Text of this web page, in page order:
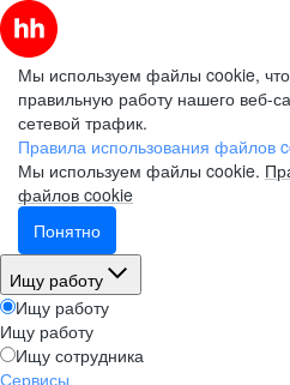
Мы используем файлы cookie,
правильную работу нашего веб-
сетевой трафик.
Правила использования файлов
Мы используем файлы cookie.
файлов cookie
Понятно
Ищу работу
Ищу работу
Ищу работу
Ищу сотрудника
Сервисы